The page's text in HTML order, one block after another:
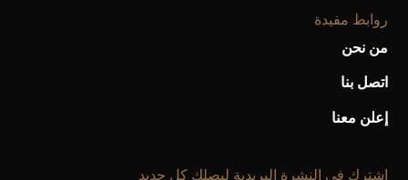
روابط مفيدة
من نحن
اتصل بنا
إعلن معنا
إشترك فى النشرة البريدية ليصلك كل جديد